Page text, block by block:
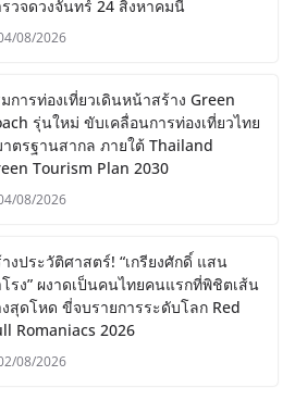
วจดวงจันทร์ 24 สิงหาคมนี้
08/2026
การท่องเที่ยวเดินหน้าสร้าง Green
รุ่นใหม่ ขับเคลื่อนการท่องเที่ยวไทย
ตรฐานสากล ภายใต้ Thailand
Tourism Plan 2030
08/2026
งประวัติศาสตร์! “เกรียงศักดิ์ แสน
รง” ผงาดเป็นคนไทยคนแรกที่พิชิตเส้น
สุดโหด ขี่จบรายการระดับโลก Red
Romaniacs 2026
08/2026